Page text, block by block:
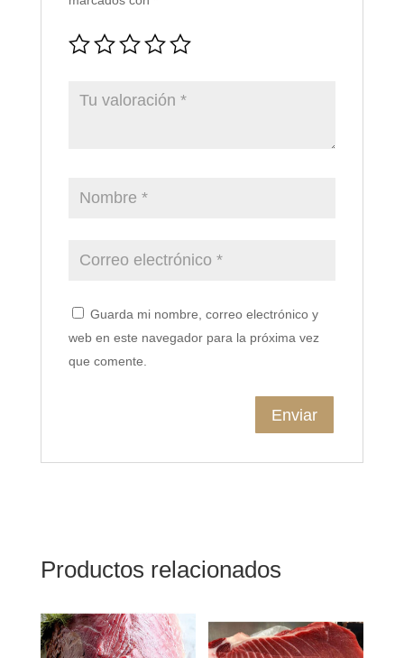
Guarda mi nombre, correo electrónico y
web en este navegador para la próxima vez
que comente.
Productos relacionados